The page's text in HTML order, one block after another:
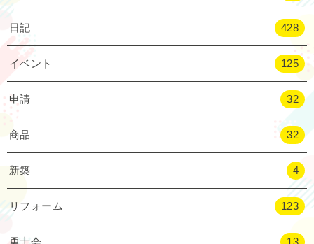
日記 428
イベント 125
申請 32
商品 32
新築 4
リフォーム 123
勇士会 13